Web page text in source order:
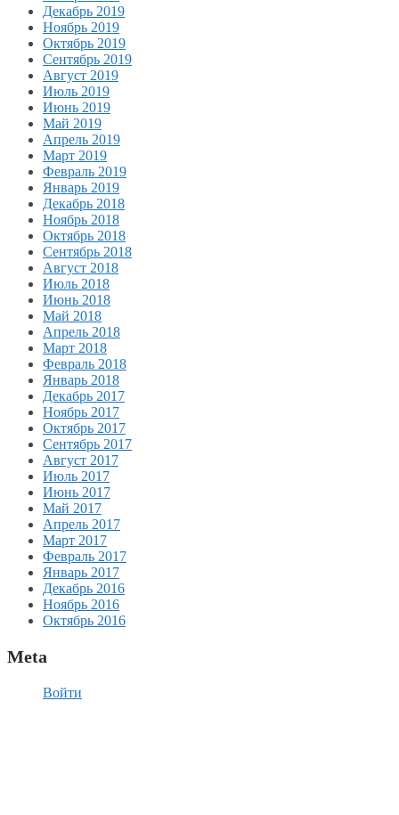
Декабрь 2019
Ноябрь 2019
Октябрь 2019
Сентябрь 2019
Август 2019
Июль 2019
Июнь 2019
Май 2019
Апрель 2019
Март 2019
Февраль 2019
Январь 2019
Декабрь 2018
Ноябрь 2018
Октябрь 2018
Сентябрь 2018
Август 2018
Июль 2018
Июнь 2018
Май 2018
Апрель 2018
Март 2018
Февраль 2018
Январь 2018
Декабрь 2017
Ноябрь 2017
Октябрь 2017
Сентябрь 2017
Август 2017
Июль 2017
Июнь 2017
Май 2017
Апрель 2017
Март 2017
Февраль 2017
Январь 2017
Декабрь 2016
Ноябрь 2016
Октябрь 2016
Meta
Войти